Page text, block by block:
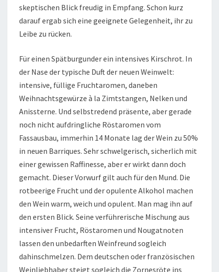
skeptischen Blick freudig in Empfang. Schon kurz
darauf ergab sich eine geeignete Gelegenheit, ihr zu
Leibe zu rücken.
Für einen Spätburgunder ein intensives Kirschrot. In
der Nase der typische Duft der neuen Weinwelt:
intensive, füllige Fruchtaromen, daneben
Weihnachtsgewürze à la Zimtstangen, Nelken und
Anissterne. Und selbstredend präsente, aber gerade
noch nicht aufdringliche Röstaromen vom
Fassausbau, immerhin 14 Monate lag der Wein zu 50%
in neuen Barriques. Sehr schwelgerisch, sicherlich mit
einer gewissen Raffinesse, aber er wirkt dann doch
gemacht. Dieser Vorwurf gilt auch für den Mund. Die
rotbeerige Frucht und der opulente Alkohol machen
den Wein warm, weich und opulent. Man mag ihn auf
den ersten Blick. Seine verführerische Mischung aus
intensiver Frucht, Röstaromen und Nougatnoten
lassen den unbedarften Weinfreund sogleich
dahinschmelzen. Dem deutschen oder französischen
Weinliebhaber steigt sogleich die Zornesröte ins